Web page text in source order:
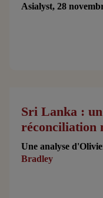
Asialyst, 28
Sri Lanka :
réconciliation
Une analyse
Bradley